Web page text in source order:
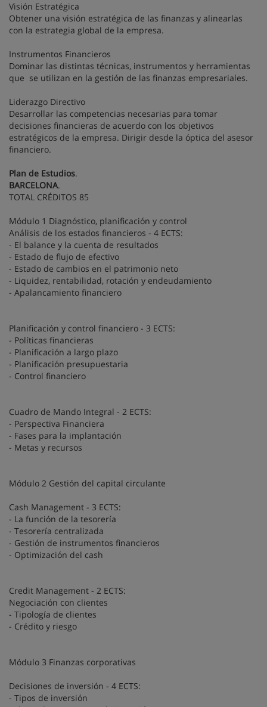
Visión Estratégica
Obtener una visión estratégica de las finanzas y alinearlas
con la estrategia global de la empresa.
Instrumentos Financieros
Dominar las distintas técnicas, instrumentos y herramientas
que se utilizan en la gestión de las finanzas empresariales.
Liderazgo Directivo
Desarrollar las competencias necesarias para tomar
decisiones financieras de acuerdo con los objetivos
estratégicos de la empresa. Dirigir desde la óptica del asesor
financiero.
Plan de Estudios.
BARCELONA.
TOTAL CRÉDITOS 85
Módulo 1 Diagnóstico, planificación y control
Análisis de los estados financieros - 4 ECTS:
- El balance y la cuenta de resultados
- Estado de flujo de efectivo
- Estado de cambios en el patrimonio neto
- Liquidez, rentabilidad, rotación y endeudamiento
- Apalancamiento financiero
Planificación y control financiero - 3 ECTS:
- Políticas financieras
- Planificación a largo plazo
- Planificación presupuestaria
- Control financiero
Cuadro de Mando Integral - 2 ECTS:
- Perspectiva Financiera
- Fases para la implantación
- Metas y recursos
Módulo 2 Gestión del capital circulante
Cash Management - 3 ECTS:
- La función de la tesorería
- Tesorería centralizada
- Gestión de instrumentos financieros
- Optimización del cash
Credit Management - 2 ECTS:
Negociación con clientes
- Tipología de clientes
- Crédito y riesgo
Módulo 3 Finanzas corporativas
Decisiones de inversión - 4 ECTS:
- Tipos de inversión